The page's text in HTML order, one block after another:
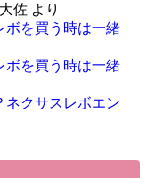
佐より
ボを買う時は一緒
ボを買う時は一緒
ネクサスレボエン